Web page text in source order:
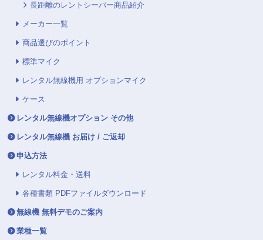
長距離のレントシーバー商品紹介
メーカー一覧
商品選びのポイント
標準マイク
レンタル無線機用 オプションマイク
ケース
レンタル無線機オプション その他
レンタル無線機 お届け / ご返却
申込方法
レンタル料金・送料
各種書類 PDFファイルダウンロード
無線機 無料デモのご案内
業種一覧